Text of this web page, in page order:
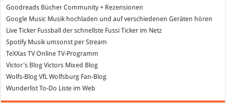
Goodreads Bücher Community + Rezensionen
Google Music Musik hochladen und auf verschiedenen Geräten hören
Live Ticker Fussball der schnellste Fussi Ticker im Netz
SpotifyMusik umsonst per Stream
TeXXas TVOnline TV-Programm
Victor's Blog Victors Mixed Blog
Wolfs-Blog VfL Wolfsburg Fan-Blog
Wunderlist To-Do Liste im Web